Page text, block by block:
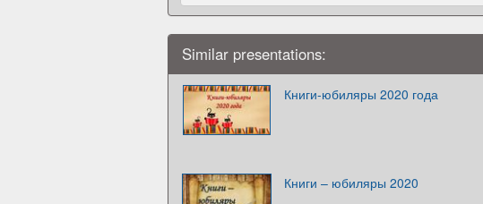
Similar presentations:
Книги-юбиляры 2020 года
Книги – юбиляры 2020